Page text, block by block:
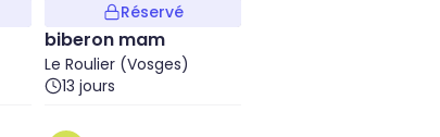
Réservé
biberon mam
Le Roulier (Vosges)
13 jours